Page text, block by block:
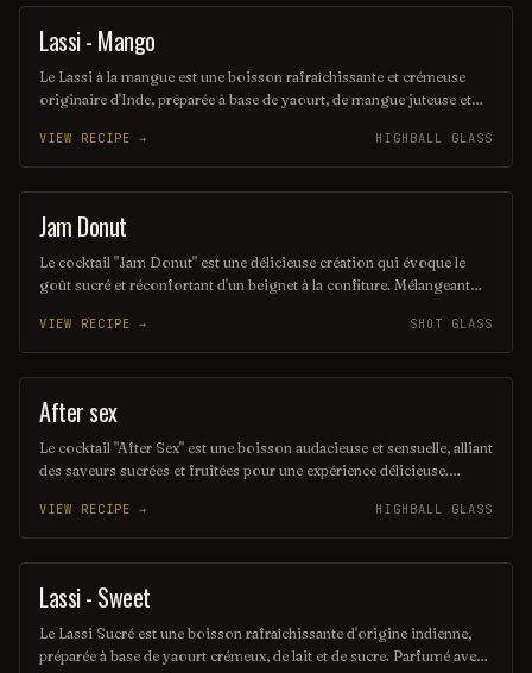
OTHER / UNKNOWN
Lassi - Mango
Le Lassi à la mangue est une boisson rafraîchissante et crémeuse
originaire d'Inde, préparée à base de yaourt, de mangue juteuse et
délice parfait pour accompagner des plats épicés ou simplement à
déguster seul. Ce cocktail exotique évoque des saveurs tropicales et
offre une pause rafraîchissante lors des journées cha
VIEW RECIPE → HIGHBALL GLASS
SHOT
Jam Donut
Le cocktail "Jam Donut" est une délicieuse création qui évoque le
goût sucré et réconfortant d'un beignet à la confiture. Mélangeant
une expérience gustative à la fois fruitée et crémeuse, parfaite pour
les amateurs de douceurs. Sa présentation colorée et festive en fait
un choix idéal pour égayer n'importe quelle soirée.
VIEW RECIPE → SHOT GLASS
ORDINARY DRINK
After sex
Le cocktail "After Sex" est une boisson audacieuse et sensuelle, alliant
des saveurs sucrées et fruitées pour une expérience délicieuse.
dans un verre élégant, parfait pour conclure une soirée romantique.
Sa couleur rose séduisante et sa texture onctueuse en font un
incontournable pour les amateurs de cocktails.
VIEW RECIPE → HIGHBALL GLASS
OTHER / UNKNOWN
Lassi - Sweet
Le Lassi Sucré est une boisson rafraîchissante d'origine indienne,
préparée à base de yaourt crémeux, de lait et de sucre. Parfumé avec